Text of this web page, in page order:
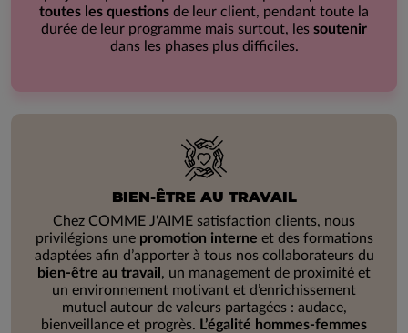
toutes les questions de leur client, pendant toute la
durée de leur programme mais surtout, les soutenir
dans les phases plus difficiles.
BIEN-ÊTRE AU TRAVAIL
Chez COMME J'AIME satisfaction clients, nous
privilégions une promotion interne et des formations
adaptées afin d’apporter à tous nos collaborateurs du
bien-être au travail , un management de proximité et
un environnement motivant et d’enrichissement
mutuel autour de valeurs partagées : audace,
bienveillance et progrès. L’égalité hommes-femmes